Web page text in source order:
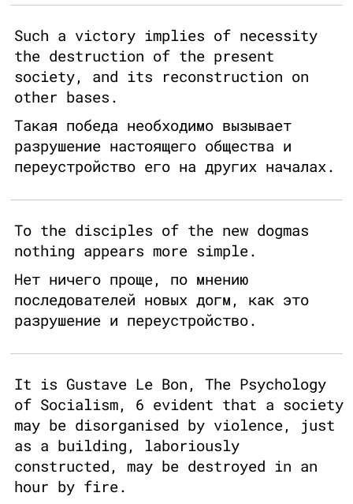
Such a victory implies of necessity
the destruction of the present
society, and its reconstruction on
other bases.
Такая победа необходимо вызывает
разрушение настоящего общества и
переустройство его на других началах.
To the disciples of the new dogmas
nothing appears more simple.
Нет ничего проще, по мнению
последователей новых догм, как это
разрушение и переустройство.
It is Gustave Le Bon, The Psychology
of Socialism, 6 evident that a society
may be disorganised by violence, just
as a building, laboriously
constructed, may be destroyed in an
hour by fire.